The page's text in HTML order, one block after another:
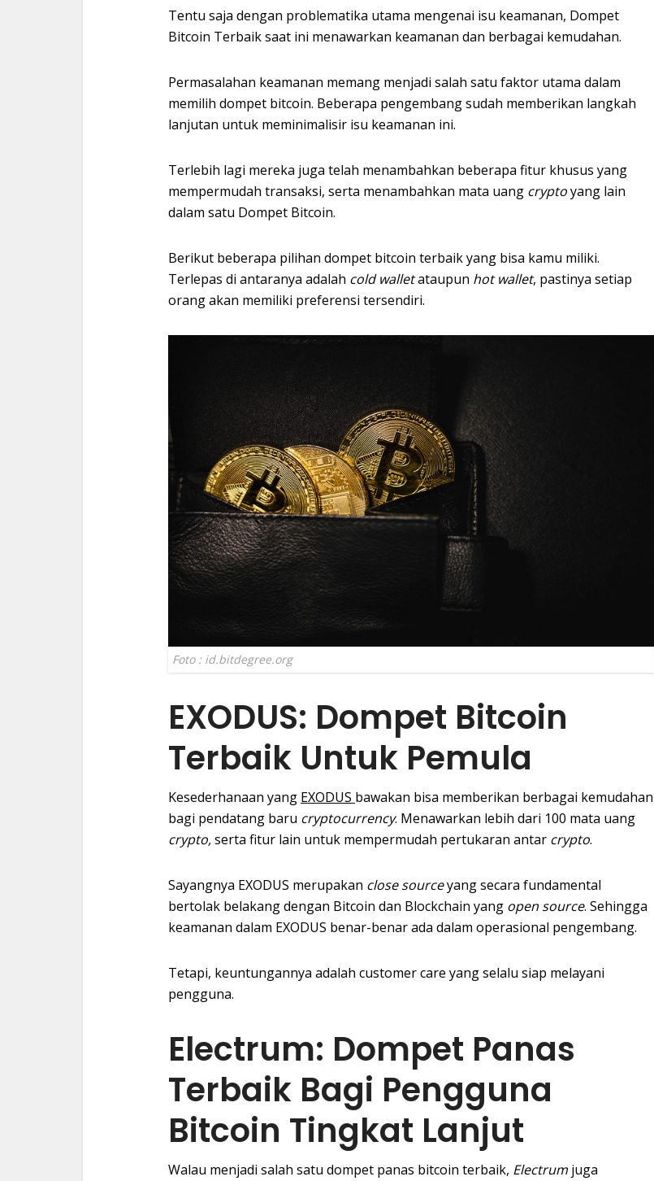
Tentu saja dengan problematika utama mengenai isu keamanan, Dompet
Bitcoin Terbaik saat ini menawarkan keamanan dan berbagai kemudahan.
Permasalahan keamanan memang menjadi salah satu faktor utama dalam
memilih dompet bitcoin. Beberapa pengembang sudah memberikan langkah
lanjutan untuk meminimalisir isu keamanan ini.
Terlebih lagi mereka juga telah menambahkan beberapa fitur khusus yang
mempermudah transaksi, serta menambahkan mata uang cryptoyang lain
dalam satu Dompet Bitcoin.
Berikut beberapa pilihan dompet bitcoin terbaik yang bisa kamu miliki.
Terlepas di antaranya adalah cold walletataupun hot wallet, pastinya setiap
orang akan memiliki preferensi tersendiri.
Foto : id.bitdegree.org
EXODUS: Dompet Bitcoin
Terbaik Untuk Pemula
Kesederhanaan yang EXODUS bawakan bisa memberikan berbagai kemudahan
bagi pendatang baru cryptocurrency. Menawarkan lebih dari 100 mata uang
crypto,serta fitur lain untuk mempermudah pertukaran antar crypto.
Sayangnya EXODUS merupakan close sourceyang secara fundamental
bertolak belakang dengan Bitcoin dan Blockchain yang open source. Sehingga
keamanan dalam EXODUS benar-benar ada dalam operasional pengembang.
Tetapi, keuntungannya adalah customer care yang selalu siap melayani
pengguna.
Electrum: Dompet Panas
Terbaik Bagi Pengguna
Bitcoin Tingkat Lanjut
Walau menjadi salah satu dompet panas bitcoin terbaik, Electrum juga